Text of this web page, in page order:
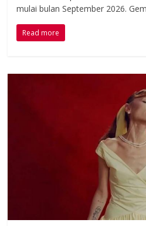
mulai bulan September 2026.
Read more